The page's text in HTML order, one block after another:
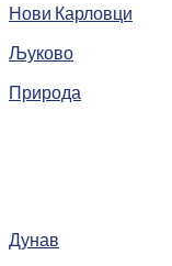
Нови Карловци
Љуково
Природа
Дунав